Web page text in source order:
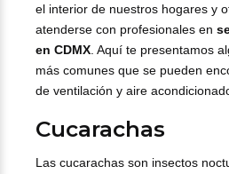
el interior de nuestros hogares y
atenderse con profesionales en
en CDMX . Aquí te presentamos
más comunes que se pueden
de ventilación y aire
Cucarachas
Las cucarachas son insectos